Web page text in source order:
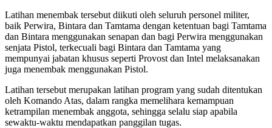
Latihan menembak tersebut diikuti oleh seluruh personel militer,
baik Perwira, Bintara dan Tamtama dengan ketentuan bagi Tamtama
dan Bintara menggunakan senapan dan bagi Perwira menggunakan
senjata Pistol, terkecuali bagi Bintara dan Tamtama yang
mempunyai jabatan khusus seperti Provost dan Intel melaksanakan
juga menembak menggunakan Pistol.
Latihan tersebut merupakan latihan program yang sudah ditentukan
oleh Komando Atas, dalam rangka memelihara kemampuan
ketrampilan menembak anggota, sehingga selalu siap apabila
sewaktu-waktu mendapatkan panggilan tugas.